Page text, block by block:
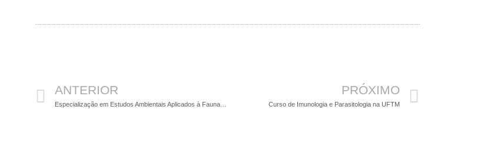
ANTERIOR PRÓXIMO
Curso de Imunologia e Parasitologia na UFTM